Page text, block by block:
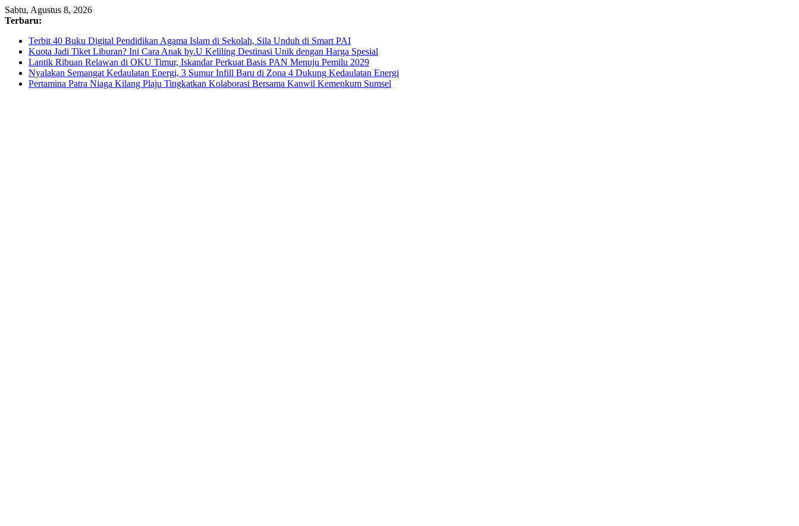
Skip
to
Sabtu, Agustus 8, 2026
Terbaru:
Terbit 40 Buku Digital Pendidikan Agama Islam di Sekolah, Sila Unduh di Smart PAI
Kuota Jadi Tiket Liburan? Ini Cara Anak by.U Keliling Destinasi Unik dengan Harga Spesial
Lantik Ribuan Relawan di OKU Timur, Iskandar Perkuat Basis PAN Menuju Pemilu 2029
Nyalakan Semangat Kedaulatan Energi, 3 Sumur Infill Baru di Zona 4 Dukung Kedaulatan Energi
Pertamina Patra Niaga Kilang Plaju Tingkatkan Kolaborasi Bersama Kanwil Kemenkum Sumsel